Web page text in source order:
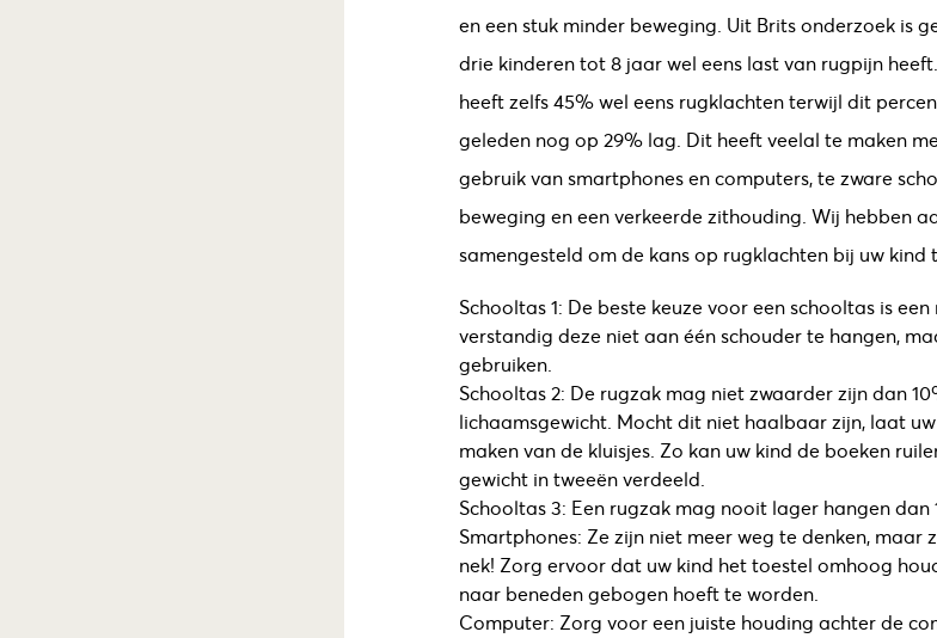
en een stuk minder beweging. Uit Brits onderzoek is
drie kinderen tot 8 jaar wel eens last van rugpijn
heeft zelfs 45% wel eens rugklachten terwijl dit
geleden nog op 29% lag. Dit heeft veelal te maken
gebruik van smartphones en computers, te zware
beweging en een verkeerde zithouding. Wij hebben
samengesteld om de kans op rugklachten bij uw kind
Schooltas 1: De beste keuze voor een schooltas is
verstandig deze niet aan één schouder te hangen,
gebruiken.
Schooltas 2: De rugzak mag niet zwaarder zijn dan
lichaamsgewicht. Mocht dit niet haalbaar zijn, laat
maken van de kluisjes. Zo kan uw kind de boeken
gewicht in tweeën verdeeld.
Schooltas 3: Een rugzak mag nooit lager hangen dan
Smartphones: Ze zijn niet meer weg te denken, maar
nek! Zorg ervoor dat uw kind het toestel omhoog
naar beneden gebogen hoeft te worden.
Computer: Zorg voor een juiste houding achter de